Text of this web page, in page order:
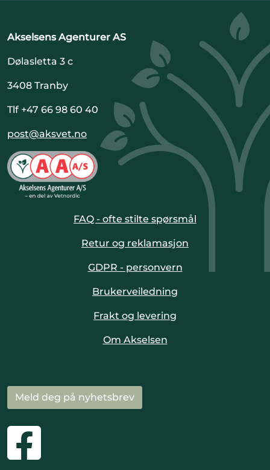
Akselsens Agenturer AS
Dølasletta 3 c
3408 Tranby
Tlf +47 66 98 60 40
post@aksvet.no
FAQ - ofte stilte spørsmål
Retur og reklamasjon
GDPR - personvern
Brukerveiledning
Frakt og levering
Om Akselsen
Meld deg på nyhetsbrev